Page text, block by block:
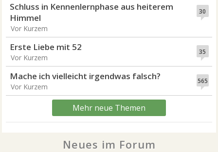
30
Schluss in Kennenlernphase aus heiterem
Himmel
Vor Kurzem
35
Erste Liebe mit 52
Vor Kurzem
565
Mache ich vielleicht irgendwas falsch?
Vor Kurzem
Mehr neue Themen
Neues im Forum